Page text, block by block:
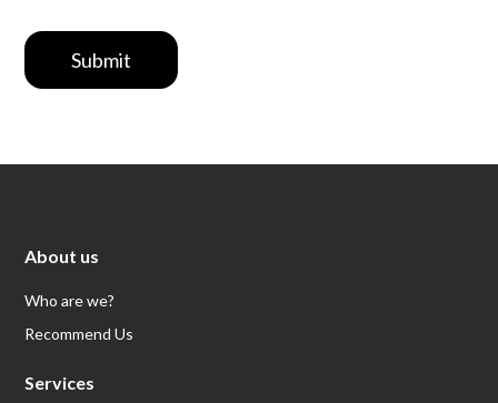
Submit
About us
Who are we?
Recommend Us
Services